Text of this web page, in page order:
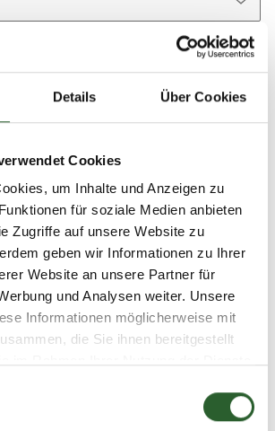
Details Über Cookies
Cookies
um Inhalte und Anzeigen zu
für soziale Medien anbieten
Zugriffe auf unsere Website zu
geben wir Informationen zu Ihrer
Website an unsere Partner für
und Analysen weiter. Unsere
Informationen möglicherweise mit
die Sie ihnen bereitgestellt